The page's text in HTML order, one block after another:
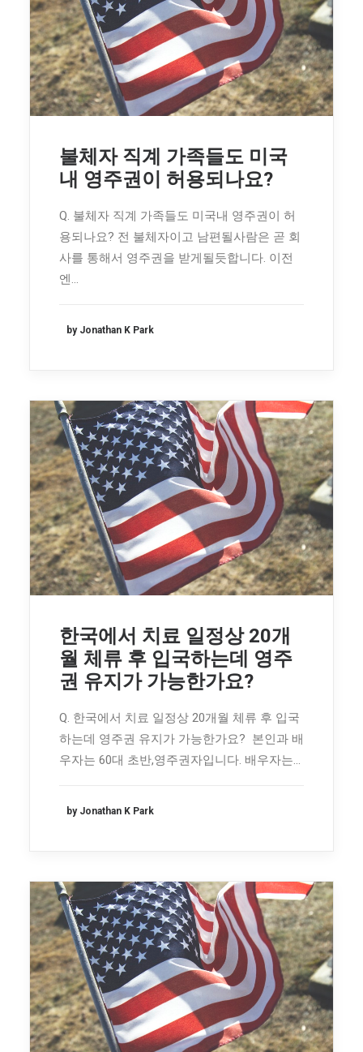
불체자 직계 가족들도 미국
내 영주권이 허용되나요?
Q. 불체자 직계 가족들도 미국내 영주권이 허
용되나요? 전 불체자이고 남편될사람은 곧 회
사를 통해서 영주권을 받게될듯합니다. 이전
엔…
by Jonathan K Park
한국에서 치료 일정상 20개
월 체류 후 입국하는데 영주
권 유지가 가능한가요?
Q. 한국에서 치료 일정상 20개월 체류 후 입국
하는데 영주권 유지가 가능한가요? 본인과 배
우자는 60대 초반,영주권자입니다. 배우자는…
by Jonathan K Park